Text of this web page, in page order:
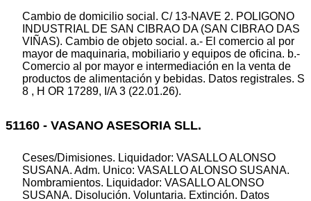
Cambio de domicilio social. C/ 13-NAVE 2. POLIGONO
INDUSTRIAL DE SAN CIBRAO DA (SAN CIBRAO DAS
VIÑAS). Cambio de objeto social. a.- El comercio al por
mayor de maquinaria, mobiliario y equipos de oficina. b.-
Comercio al por mayor e intermediación en la venta de
productos de alimentación y bebidas. Datos registrales. S
8 , H OR 17289, I/A 3 (22.01.26).
51160 - VASANO ASESORIA SLL.
Ceses/Dimisiones. Liquidador: VASALLO ALONSO
SUSANA. Adm. Unico: VASALLO ALONSO SUSANA.
Nombramientos. Liquidador: VASALLO ALONSO
SUSANA. Disolución. Voluntaria. Extinción. Datos